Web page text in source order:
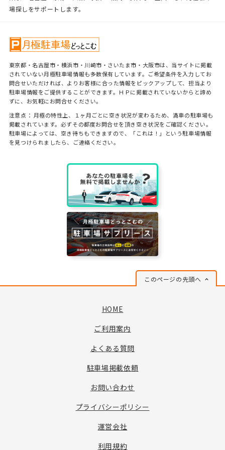
場探しをサポートします。
東京都・名古屋市・横浜市・川崎市・さいたま市・大阪市は、当サイトに掲載
されていない月極駐車場情報も多数保有しています。ご希望条件を入力してお
問合せいただければ、よりお客様に合った情報をピックアップして、担当より
駐車場情報をご提供することができます。ＨＰに掲載されていないからと諦め
ずに、お気軽にお問合せください。
注意点： 月極の特性上、１ヶ月ごとに空き状況が変わるため、満車の駐車場も
掲載されています。必ずその都度お問合せを頂き空き状況をご確認ください。
駐車場によっては、空き待ちもできますので、「これは！」という駐車場情報
を見つけられましたら、ご連絡ください。
このページの先頭へ
HOME
ご利用案内
よくある質問
駐車場掲載依頼
お問い合わせ
プライバシーポリシー
運営会社
利用規約